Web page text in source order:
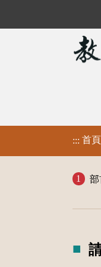
::: 首頁
部